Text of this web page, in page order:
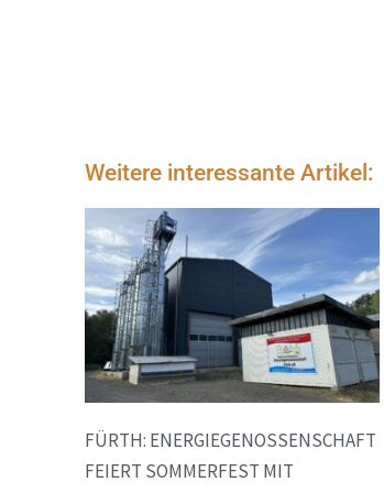
Weitere interessante Artikel:
FÜRTH: ENERGIEGENOSSENSCHAFT
FEIERT SOMMERFEST MIT